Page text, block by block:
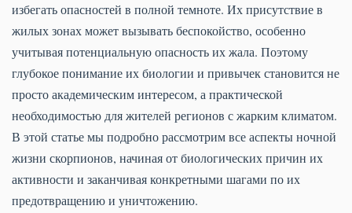
избегать опасностей в полной темноте. Их присутствие в
жилых зонах может вызывать беспокойство, особенно
учитывая потенциальную опасность их жала. Поэтому
глубокое понимание их биологии и привычек становится не
просто академическим интересом, а практической
необходимостью для жителей регионов с жарким климатом.
В этой статье мы подробно рассмотрим все аспекты ночной
жизни скорпионов, начиная от биологических причин их
активности и заканчивая конкретными шагами по их
предотвращению и уничтожению.